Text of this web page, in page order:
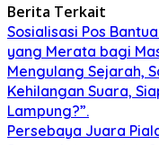
Berita Terkait
Sosialisasi Pos
yang Merata bagi
Mengulang Sejarah,
Kehilangan Suara,
Lampung?”.
Persebaya Juara